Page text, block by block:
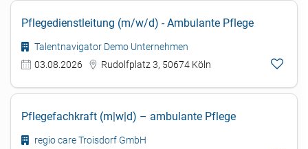
Pflegedienstleitung (m/w/d) - Ambulante Pflege
Talentnavigator Demo Unternehmen
03.08.2026
Rudolfplatz 3, 50674 Köln
Pflegefachkraft (m|w|d) – ambulante Pflege
regio care Troisdorf GmbH